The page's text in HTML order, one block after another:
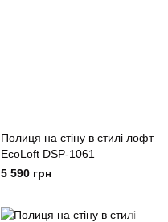
Полиця на стіну в стилі лофт
EcoLoft DSP-1061
5 590 грн